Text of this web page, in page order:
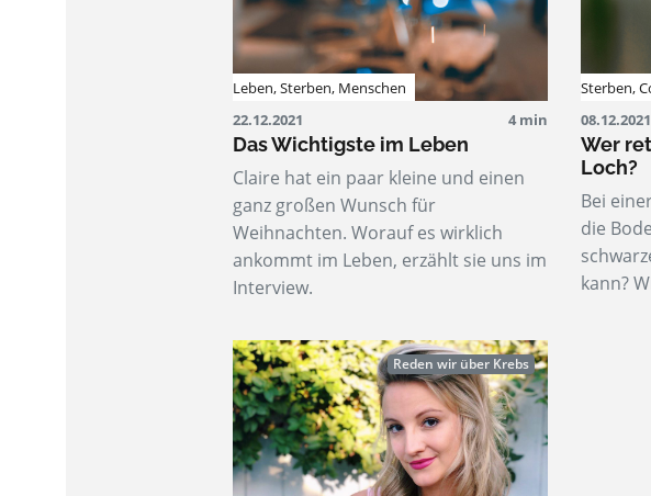
Leben,Sterben, Menschen
22.12.2021
4 min
Das Wichtigste im Leben
Claire hat ein paar kleine und einen
ganz großen Wunsch für
Weihnachten. Worauf es wirklich
ankommt im Leben, erzählt sie uns im
Interview.
Sterben,
08.12.2021
Wer
Loch?
Bei
die
kann?
Reden wir über Krebs